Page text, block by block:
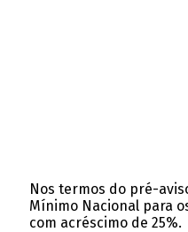
Nos termos do pré-
Mínimo Nacional para
com acréscimo de 25%.